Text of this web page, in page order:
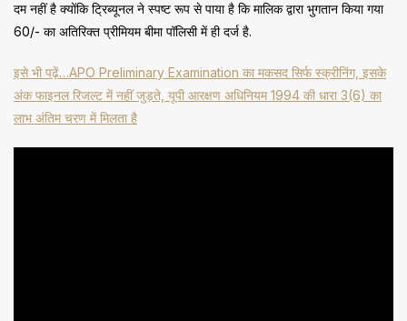
दम नहीं है क्योंकि ट्रिब्यूनल ने स्पष्ट रूप से पाया है कि मालिक द्वारा भुगतान किया गया
₹60/- का अतिरिक्त प्रीमियम बीमा पॉलिसी में ही दर्ज है.
इसे भी पढ़ें…APO Preliminary Examination का मकसद सिर्फ स्क्रीनिंग, इसके
अंक फाइनल रिजल्ट में नहीं जुड़ते, यूपी आरक्षण अधिनियम 1994 की धारा 3(6) का
लाभ अंतिम चरण में मिलता है